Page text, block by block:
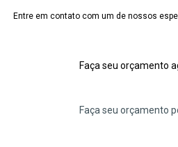
Entre em contato com um de nossos
Faça seu orçamento
Faça seu orçamento